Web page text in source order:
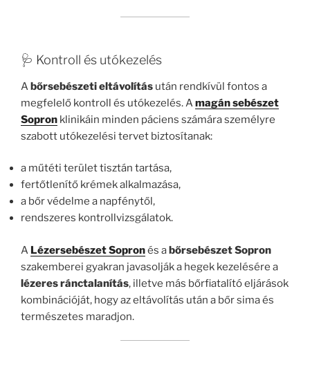
🩺 Kontroll és utókezelés
Abőrsebészeti eltávolítás után rendkívül fontos a
megfelelő kontroll és utókezelés. Amagán sebészet
Sopron klinikáin minden páciens számára személyre
szabott utókezelési tervet biztosítanak:
a műtéti terület tisztán tartása,
fertőtlenítő krémek alkalmazása,
a bőr védelme a napfénytől,
rendszeres kontrollvizsgálatok.
A Lézersebészet Sopronés abőrsebészet Sopron
szakemberei gyakran javasolják a hegek kezelésére a
lézeres ránctalanítás, illetve más bőrfiatalító eljárások
kombinációját, hogy az eltávolítás után a bőr sima és
természetes maradjon.